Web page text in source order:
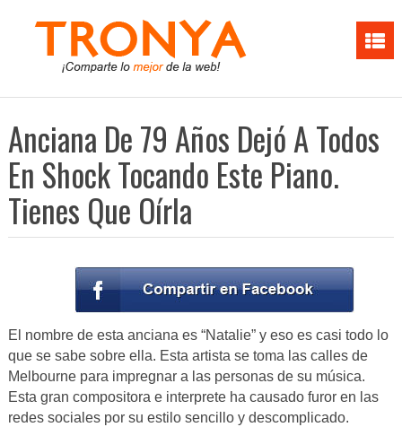
Anciana De 79 Años Dejó A Todos
En Shock Tocando Este Piano.
Tienes Que Oírla
El nombre de esta anciana es “Natalie” y eso es casi todo lo
que se sabe sobre ella. Esta artista se toma las calles de
Melbourne para impregnar a las personas de su música.
Esta gran compositora e interprete ha causado furor en las
redes sociales por su estilo sencillo y descomplicado.